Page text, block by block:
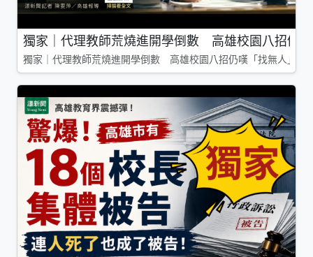
獨家｜代理教師荒燒進開學倒數 高雄校園八招仍
獨家｜代理教師荒燒進開學倒數 高雄校園八招仍嘆「找無人」